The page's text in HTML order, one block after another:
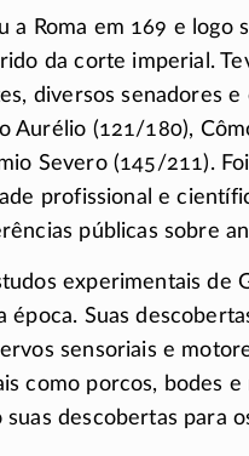
a Roma em 169 e logo
da corte imperial.
diversos senadores e
Aurélio (121/180),
Severo (145/211).
profissional e
públicas sobre
experimentais de
época. Suas
sensoriais e
como porcos, bodes
suas descobertas para